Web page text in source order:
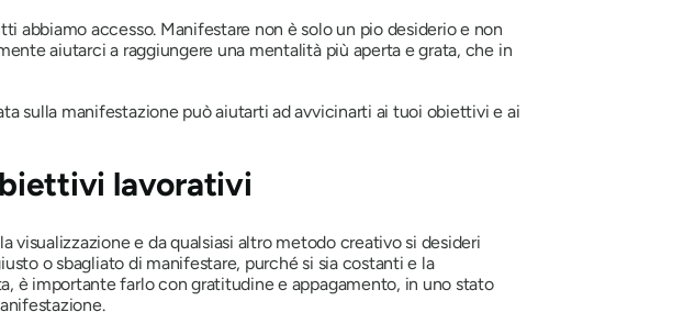
abbiamo accesso. Manifestare non è solo un pio desiderio e non
aiutarci a raggiungere una mentalità più aperta e grata, che in
sulla manifestazione può aiutarti ad avvicinarti ai tuoi obiettivi e ai
lavorativi
visualizzazione e da qualsiasi altro metodo creativo si desideri
o sbagliato di manifestare, purché si sia costanti e la
è importante farlo con gratitudine e appagamento, in uno stato